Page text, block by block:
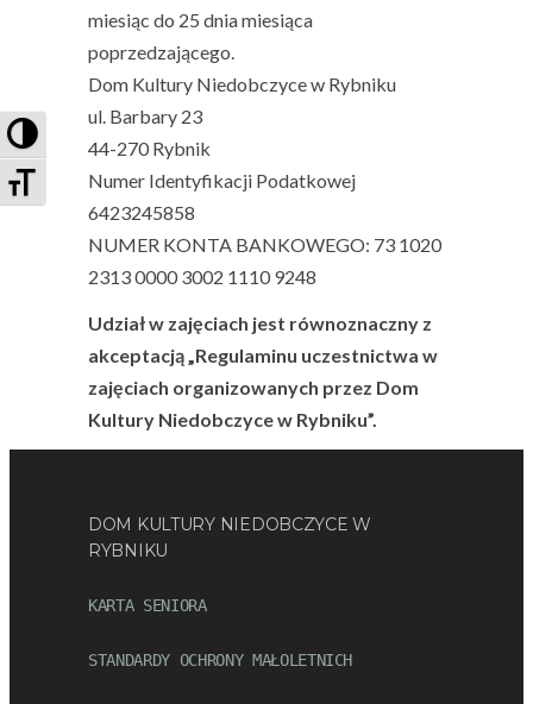
PRZEŁĄCZ WYSOKI KONTRAST
ZMIEŃ ROZMIAR CZCIONEK
miesiąc do 25 dnia miesiąca
poprzedzającego.
Dom Kultury Niedobczyce w Rybniku
ul. Barbary 23
44-270 Rybnik
Numer Identyfikacji Podatkowej
6423245858
NUMER KONTA BANKOWEGO: 73 1020
2313 0000 3002 1110 9248
Udział w zajęciach jest równoznaczny z
akceptacją „Regulaminu uczestnictwa w
zajęciach organizowanych przez Dom
Kultury Niedobczyce w Rybniku”.
DOM KULTURY NIEDOBCZYCE W
RYBNIKU
KARTA SENIORA
STANDARDY OCHRONY MAŁOLETNICH